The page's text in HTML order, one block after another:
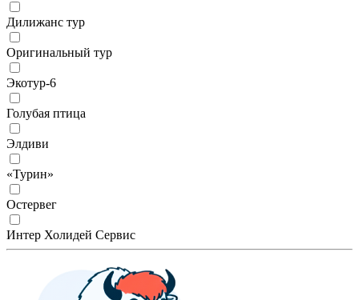
Дилижанс тур
Оригинальный тур
Экотур-6
Голубая птица
Элдиви
«Турин»
Остервег
Интер Холидей Сервис